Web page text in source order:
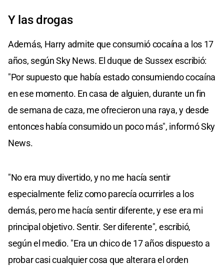
Y las drogas
Además, Harry admite que consumió cocaína a los 17
años, según Sky News. El duque de Sussex escribió:
"Por supuesto que había estado consumiendo cocaína
en ese momento. En casa de alguien, durante un fin
de semana de caza, me ofrecieron una raya, y desde
entonces había consumido un poco más", informó Sky
News.
"No era muy divertido, y no me hacía sentir
especialmente feliz como parecía ocurrirles a los
demás, pero me hacía sentir diferente, y ese era mi
principal objetivo. Sentir. Ser diferente", escribió,
según el medio. "Era un chico de 17 años dispuesto a
probar casi cualquier cosa que alterara el orden